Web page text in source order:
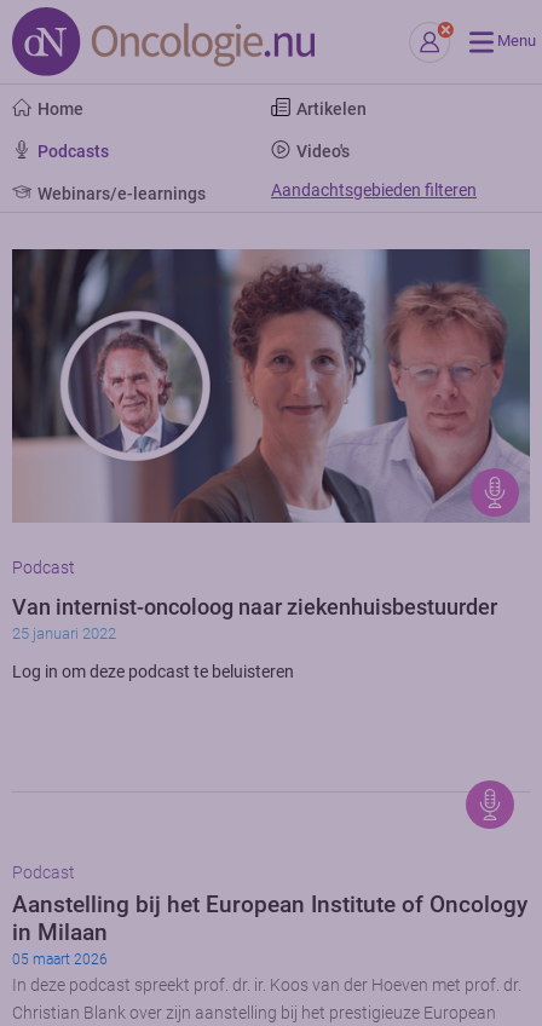
Menu
Home Artikelen
Podcasts Video's
Webinars/e-learnings Aandachtsgebieden filteren
Podcast
Van internist-oncoloog naar ziekenhuisbestuurder
25 januari 2022
Log in om deze podcast te beluisteren
Podcast
Aanstelling bij het European Institute of Oncology
in Milaan
05 maart 2026
In deze podcast spreekt prof. dr. ir. Koos van der Hoeven met prof. dr.
Christian Blank over zijn aanstelling bij het prestigieuze European